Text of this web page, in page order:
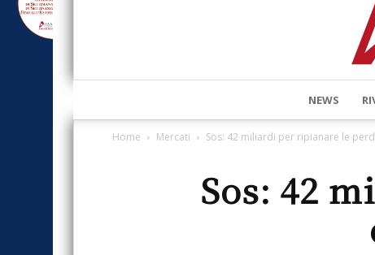
NEWS
Home Mercati Sos: 42 miliardi per ripianare le
Sos: 42